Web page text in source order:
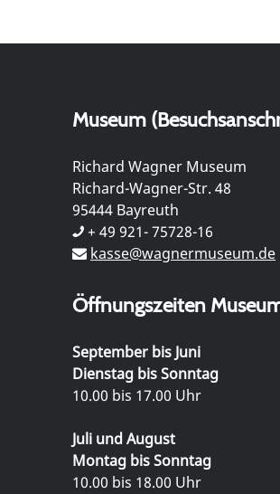
Museum
Richard Wagner Museum
Richard-Wagner-Str. 48
95444 Bayreuth
+ 49 921- 75728-16
kasse@wagnermuseum.de
Öffnungszeiten
September bis Juni
Dienstag bis Sonntag
10.00 bis 17.00 Uhr
Juli und August
Montag bis Sonntag
10.00 bis 18.00 Uhr